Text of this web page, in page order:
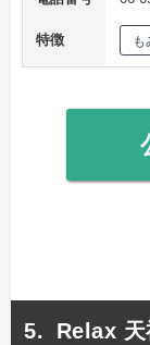
特徴 も
Relax 天